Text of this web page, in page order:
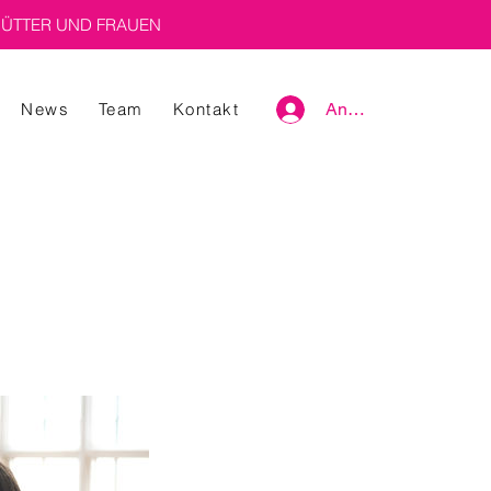
UND FRAUEN
News Team Kontakt Anmelden